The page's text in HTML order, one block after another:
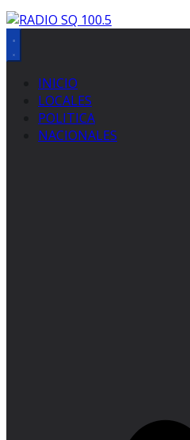
INICIO
LOCALES
POLITICA
NACIONALES